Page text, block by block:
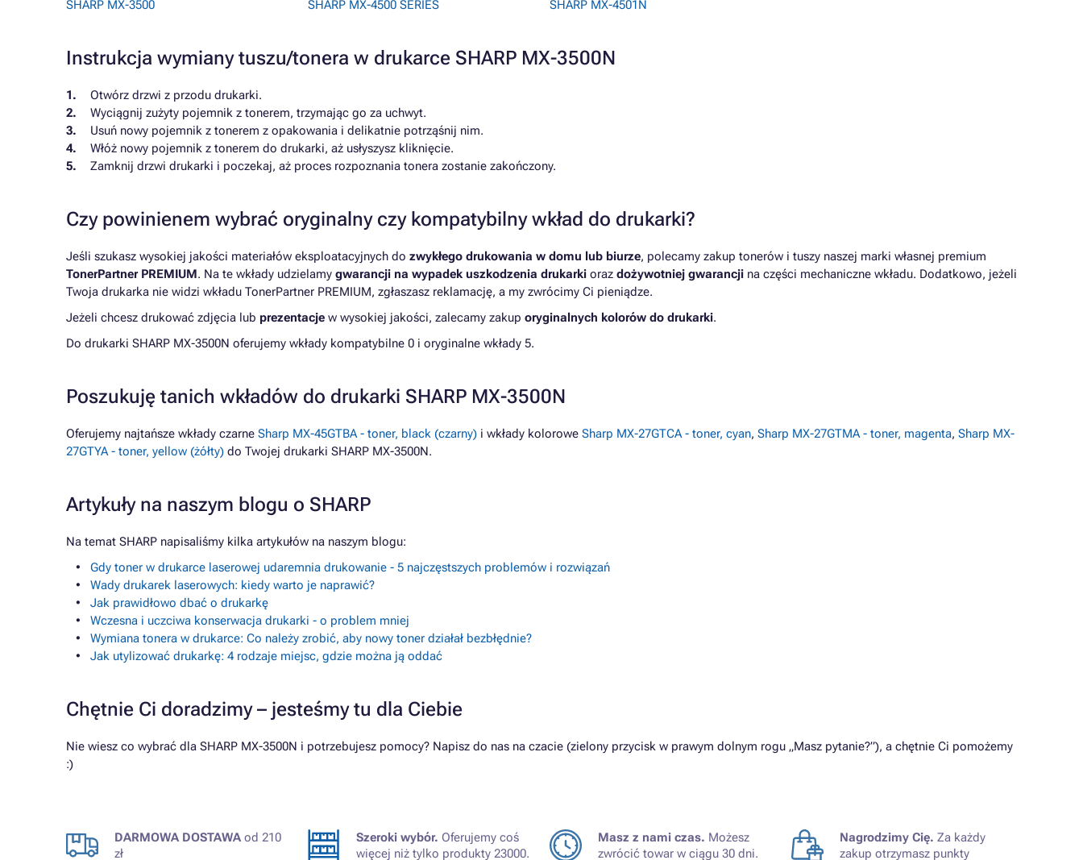
SHARP MX-3500
SHARP MX-4500 SERIES
SHARP MX-4501N
Instrukcja wymiany tuszu/tonera w drukarce SHARP MX-3500N
Otwórz drzwi z przodu drukarki.
Wyciągnij zużyty pojemnik z tonerem, trzymając go za uchwyt.
Usuń nowy pojemnik z tonerem z opakowania i delikatnie potrząśnij nim.
Włóż nowy pojemnik z tonerem do drukarki, aż usłyszysz kliknięcie.
Zamknij drzwi drukarki i poczekaj, aż proces rozpoznania tonera zostanie zakończony.
Czy powinienem wybrać oryginalny czy kompatybilny wkład do drukarki?
Jeśli szukasz wysokiej jakości materiałów eksploatacyjnych do zwykłego drukowania w domu lub biurze, polecamy zakup tonerów i tuszy naszej marki własnej premium
TonerPartner PREMIUM. Na te wkłady udzielamy gwarancji na wypadek uszkodzenia drukarki oraz dożywotniej gwarancji na części mechaniczne wkładu. Dodatkowo, jeżeli
Twoja drukarka nie widzi wkładu TonerPartner PREMIUM, zgłaszasz reklamację, a my zwrócimy Ci pieniądze.
Jeżeli chcesz drukować zdjęcia lub prezentacje w wysokiej jakości, zalecamy zakup oryginalnych kolorów do drukarki.
Do drukarki SHARP MX-3500N oferujemy wkłady kompatybilne 0 i oryginalne wkłady 5.
Poszukuję tanich wkładów do drukarki SHARP MX-3500N
Oferujemy najtańsze wkłady czarne Sharp MX-45GTBA - toner, black (czarny) i wkłady kolorowe Sharp MX-27GTCA - toner, cyan, Sharp MX-27GTMA - toner, magenta, Sharp MX-
27GTYA - toner, yellow (żółty) do Twojej drukarki SHARP MX-3500N.
Artykuły na naszym blogu o SHARP
Na temat SHARP napisaliśmy kilka artykułów na naszym blogu:
Gdy toner w drukarce laserowej udaremnia drukowanie - 5 najczęstszych problemów i rozwiązań
Wady drukarek laserowych: kiedy warto je naprawić?
Jak prawidłowo dbać o drukarkę
Wczesna i uczciwa konserwacja drukarki - o problem mniej
Wymiana tonera w drukarce: Co należy zrobić, aby nowy toner działał bezbłędnie?
Jak utylizować drukarkę: 4 rodzaje miejsc, gdzie można ją oddać
Chętnie Ci doradzimy – jesteśmy tu dla Ciebie
Nie wiesz co wybrać dla SHARP MX-3500N i potrzebujesz pomocy? Napisz do nas na czacie (zielony przycisk w prawym dolnym rogu „Masz pytanie?”), a chętnie Ci pomożemy
:)
DARMOWA DOSTAWA od 210
zł
Szeroki wybór. Oferujemy coś
więcej niż tylko produkty 23000.
Masz z nami czas. Możesz
zwrócić towar w ciągu 30 dni.
Nagrodzimy Cię. Za każdy
zakup otrzymasz punkty